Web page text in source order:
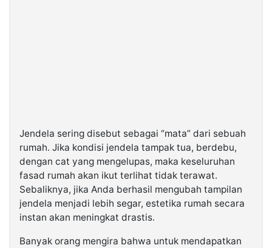
Jendela sering disebut sebagai “mata” dari sebuah
rumah. Jika kondisi jendela tampak tua, berdebu,
dengan cat yang mengelupas, maka keseluruhan
fasad rumah akan ikut terlihat tidak terawat.
Sebaliknya, jika Anda berhasil mengubah tampilan
jendela menjadi lebih segar, estetika rumah secara
instan akan meningkat drastis.
Banyak orang mengira bahwa untuk mendapatkan